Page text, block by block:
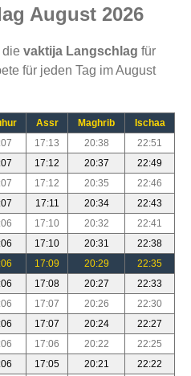
August 2026
die vaktija Langschlag für
für jeden Tag im August
Assr Maghrib
Ischaa
17:13 20:38
22:51
17:12 20:37
22:49
17:12 20:35
22:46
17:11 20:34
22:43
17:10 20:32
22:41
17:10 20:31
22:38
17:09 20:29
22:35
17:08 20:27
22:33
17:07 20:26
22:30
17:07 20:24
22:27
17:06 20:22
22:25
17:05 20:21
22:22